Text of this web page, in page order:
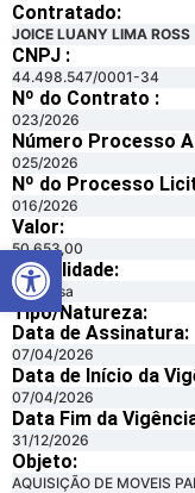
Contratado:
JOICE LUANY LIMA ROSS
CNPJ :
44.498.547/0001-34
Nº do Contrato :
023/2026
Número Processo
025/2026
Nº do Processo
016/2026
Valor:
50.653,00
Modalidade:
Dispensa
Tipo/Natureza:
Data de Assinatura:
07/04/2026
Data de Início da
07/04/2026
Data Fim da
31/12/2026
Objeto:
AQUISIÇÃO DE MOVEIS
Abrir a